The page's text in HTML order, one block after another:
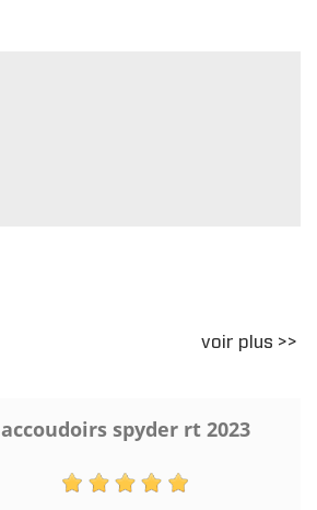
voir plus >>
accoudoirs spyder rt 2023